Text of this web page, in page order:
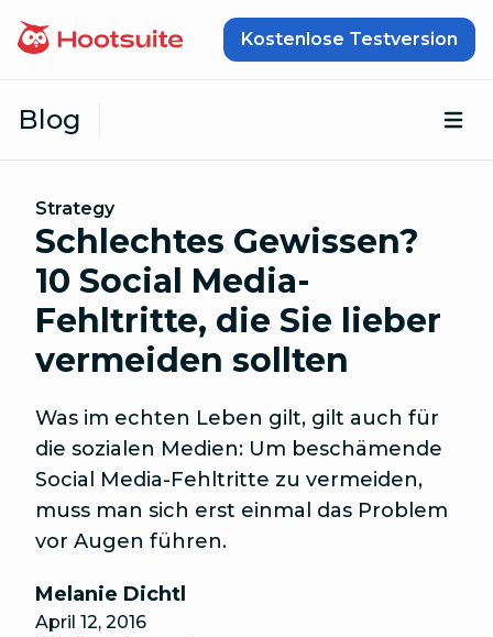
Kostenlose Testversion
Blog
Strategy
Schlechtes Gewissen?
10 Social Media-
Fehltritte, die Sie lieber
vermeiden sollten
Was im echten Leben gilt, gilt auch für
die sozialen Medien: Um beschämende
Social Media-Fehltritte zu vermeiden,
muss man sich erst einmal das Problem
vor Augen führen.
Melanie Dichtl
April 12, 2016